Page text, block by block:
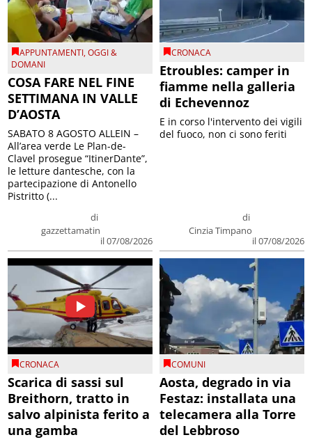
APPUNTAMENTI,OGGI &
DOMANI
COSA FARE NEL FINE
SETTIMANA IN VALLE
D’AOSTA
di
gazzettamatin
il 07/08/2026
SABATO 8 AGOSTO ALLEIN –
All’area verde Le Plan-de-
Clavel prosegue “ItinerDante”,
le letture dantesche, con la
partecipazione di Antonello
Pistritto (...
CRONACA
Etroubles: camper in
fiamme nella galleria
di Echevennoz
di
Cinzia Timpano
il 07/08/2026
E in corso l'intervento dei vigili
del fuoco, non ci sono feriti
CRONACA
Scarica di sassi sul
Breithorn, tratto in
salvo alpinista ferito a
una gamba
COMUNI
Aosta, degrado in via
Festaz: installata una
telecamera alla Torre
del Lebbroso